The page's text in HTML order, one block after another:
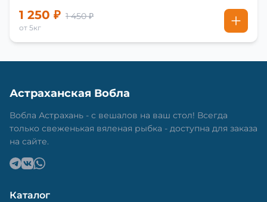
1 250 ₽ 1 450 ₽
от 5кг
Астраханская Вобла
Вобла Астрахань - с вешалов на ваш стол! Всегда
только свеженькая вяленая рыбка - доступна для заказа
на сайте.
Каталог